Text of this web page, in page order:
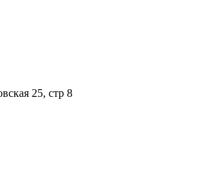
25, стр 8